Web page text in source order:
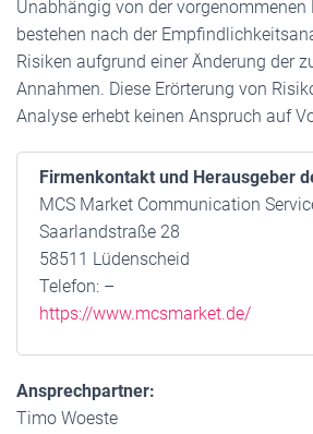
Unabhängig von der vorgenommenen
bestehen nach der
Risiken aufgrund einer Änderung der
Annahmen. Diese Erörterung von
Analyse erhebt keinen Anspruch auf
Firmenkontakt und Herausgeber
MCS Market Communication
Saarlandstraße 28
58511 Lüdenscheid
Telefon: –
https://www.mcsmarket.de/
Ansprechpartner:
Timo Woeste